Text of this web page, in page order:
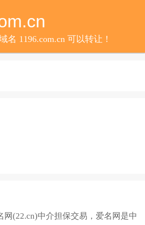
名 1196.com.cn 可以转让！
网(22.cn)中介担保交易，爱名网是中